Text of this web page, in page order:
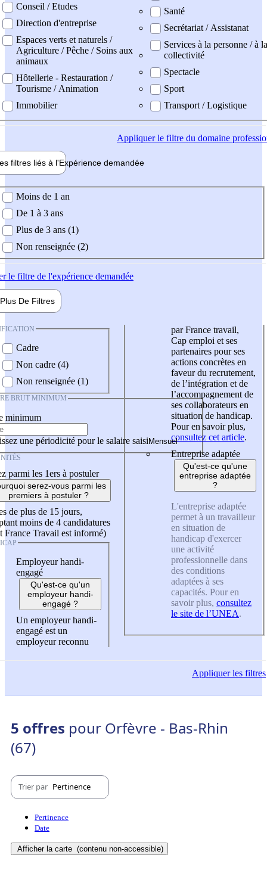
Conseil / Etudes
Direction d'entreprise
Espaces verts et naturels /
Agriculture / Pêche / Soins aux
animaux
Hôtellerie - Restauration /
Tourisme / Animation
Immobilier
Santé
Secrétariat / Assistanat
Services à la personne / à la
collectivité
Spectacle
Sport
Transport / Logistique
Appliquerle filtre du domaine
filtres liés à l'Expérience demandée
demandée
Moins de 1 an
De 1 à 3 ans
Plus de 3 ans (1)
Non renseignée (2)
le filtre de l'expérience demandée
Plus De Filtres
Cadre
Non cadre (4)
Non renseignée (1)
BRUT MINIMUM
minimum
une périodicité pour le salaire saisi
parmi les 1ers à postuler
serez-vous parmi les
premiers à postuler ?
de plus de 15 jours,
moins de 4 candidatures
France Travail est informé)
Employeur handi-
engagé
Qu'est-ce qu'un
employeur handi-
engagé ?
Un employeur handi-
engagé est un
employeur reconnu
par France travail,
Cap emploi et ses
partenaires pour ses
actions concrètes en
faveur du recrutement,
de l’intégration et de
l’accompagnement de
ses collaborateurs en
situation de handicap.
Pour en savoir plus,
consultez cet article.
Entreprise adaptée
Qu'est-ce qu'une
entreprise adaptée
?
L'entreprise adaptée
permet à un travailleur
en situation de
handicap d'exercer
une activité
professionnelle dans
des conditions
adaptées à ses
capacités. Pour en
savoir plus, consultez
le site de l’UNEA.
Appliquerles filtres
5 offres pour Orfèvre - Bas-Rhin
(67)
Trier par Pertinence
Pertinence
Date
Afficher la carte (contenu non-accessible)